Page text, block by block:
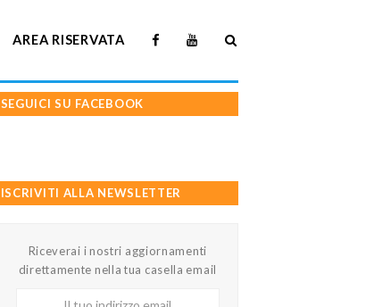
AREA RISERVATA
SEGUICI SU FACEBOOK
ISCRIVITI ALLA NEWSLETTER
Riceverai i nostri aggiornamenti
direttamente nella tua casella email